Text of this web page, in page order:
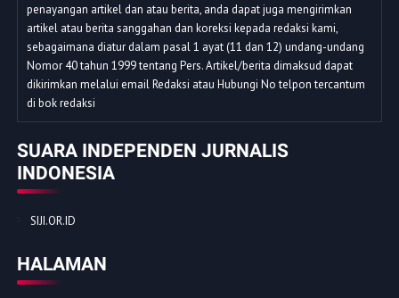
penayangan artikel dan atau berita, anda dapat juga mengirimkan
artikel atau berita sanggahan dan koreksi kepada redaksi kami,
sebagaimana diatur dalam pasal 1 ayat (11 dan 12) undang-undang
Nomor 40 tahun 1999 tentang Pers. Artikel/berita dimaksud dapat
dikirimkan melalui email Redaksi atau Hubungi No telpon tercantum
di bok redaksi
SUARA INDEPENDEN JURNALIS
INDONESIA
SIJI.OR.ID
HALAMAN